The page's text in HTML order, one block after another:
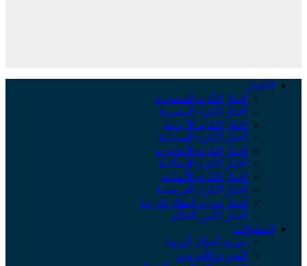
الأخبار
أخبار الكرة السعودية
أخبار الكرة المصرية
أخبار الكرة الأردنية
أخبار الكرة الإسبانية
أخبار الكرة الإنجليزية
أخبار الكرة الإيطالية
أخبار الكرة الألمانية
أخبار الكرة الفرنسية
أخبار دوري أبطال أوروبا
أخبار كأس العالم
البطولات
دوري أبطال أوروبا
الدوري الأوروبي